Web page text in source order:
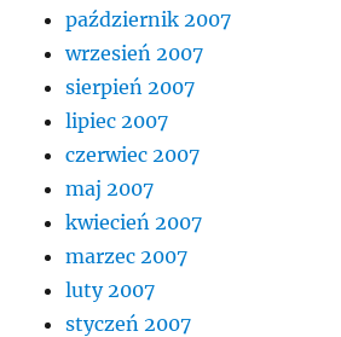
październik 2007
wrzesień 2007
sierpień 2007
lipiec 2007
czerwiec 2007
maj 2007
kwiecień 2007
marzec 2007
luty 2007
styczeń 2007